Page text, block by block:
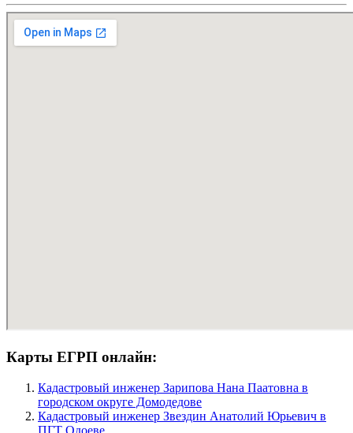
Карты ЕГРП онлайн:
Кадастровый инженер Зарипова Нана Паатовна в
городском округе Домодедове
Кадастровый инженер Звездин Анатолий Юрьевич в
ПГТ Одоеве